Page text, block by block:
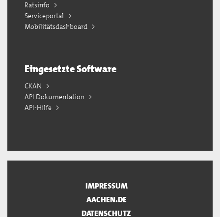
Ratsinfo
Serviceportal
Mobilitätsdashboard
Eingesetzte Software
CKAN
API Dokumentation
API-Hilfe
IMPRESSUM
AACHEN.DE
DATENSCHUTZ